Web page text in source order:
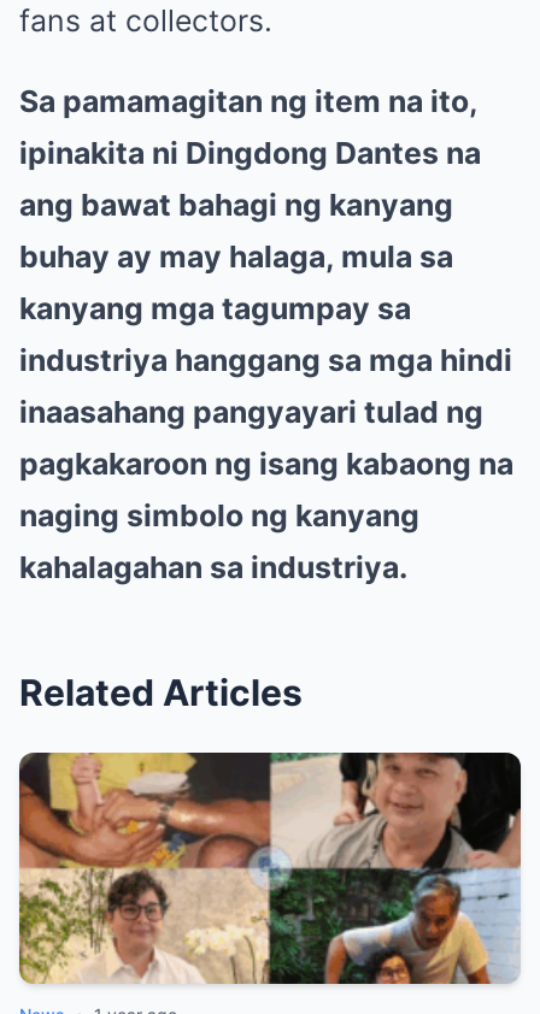
fans at collectors.
Sa pamamagitan ng item na ito,
ipinakita ni Dingdong Dantes na
ang bawat bahagi ng kanyang
buhay ay may halaga, mula sa
kanyang mga tagumpay sa
industriya hanggang sa mga hindi
inaasahang pangyayari tulad ng
pagkakaroon ng isang kabaong na
naging simbolo ng kanyang
kahalagahan sa industriya.
Related Articles